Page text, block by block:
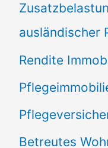
ausländischer
Rendite
Betreutes